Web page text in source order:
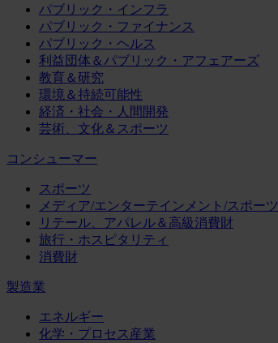
パブリック・インフラ
パブリック・ファイナンス
パブリック・ヘルス
利益団体＆パブリック・アフェアーズ
教育＆研究
環境＆持続可能性
経済・社会・人間開発
芸術、文化＆スポーツ
コンシューマー
スポーツ
メディア/エンターテインメント/スポーツ
リテール、アパレル＆高級消費財
旅行・ホスピタリティ
消費財
製造業
エネルギー
化学・プロセス産業